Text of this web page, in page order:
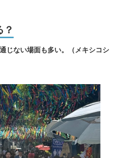
じない場面も多い。（メキシコシ